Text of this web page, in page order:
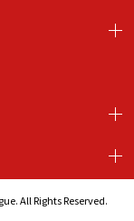
All Rights Reserved.